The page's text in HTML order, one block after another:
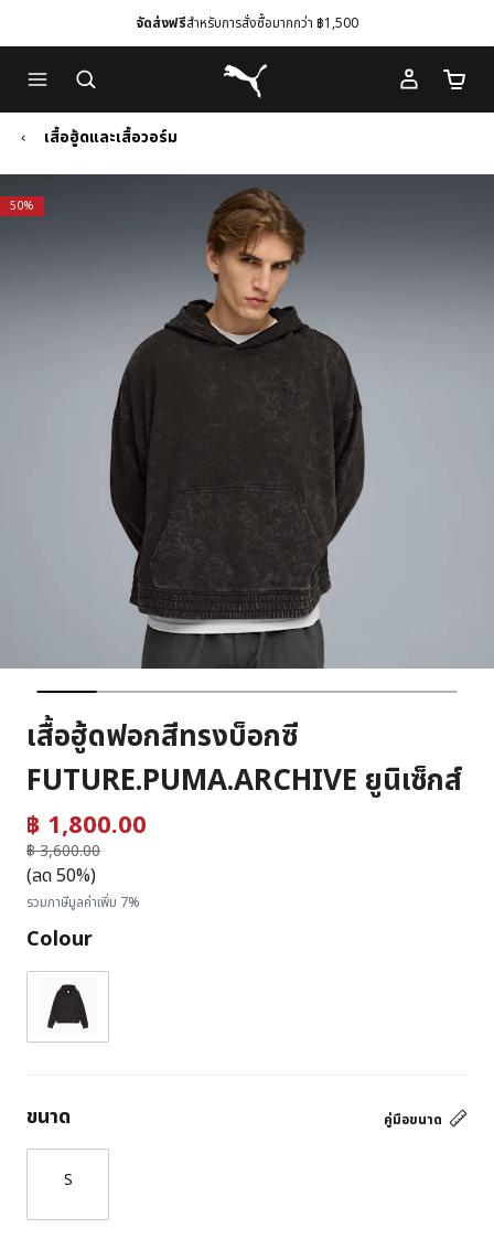
to
Main
content
to
Footer
Content
จัดส่งฟรีสำหรับการสั่งซื้อมากกว่า ฿1,500
Puma โฮม
จำนว
เสื้อฮู้ดและเสื้อวอร์ม
50%
เสื้อฮู้ดฟอกสีทรงบ็อกซี
FUTURE.PUMA.ARCHIVE ยูนิเซ็กส์
฿ 1,800.00
฿ 3,600.00
ถึง
(ลด 50%)
รวมภาษีมูลค่าเพิ่ม 7%
Colour
คู่มือขนาด
ขนาด
S